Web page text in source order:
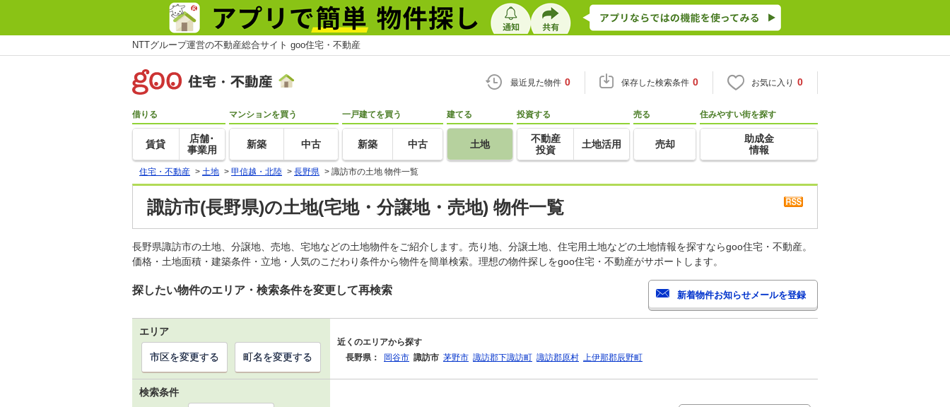
NTTグループ運営の不動産総合サイト goo住宅・不動産
最近見た物件 0 保存した検索条件 0 お気に入り 0
借りる
賃貸
店舗･
事業用
マンションを買う
新築 中古
一戸建てを買う
新築 中古
建てる
土地
投資する
不動産
投資
土地活用
売る
売却
住みやすい街を探す
助成金
情報
住宅・不動産 > 土地 > 甲信越・北陸 > 長野県 > 諏訪市の土地 物件一覧
諏訪市(長野県)の土地(宅地・分譲地・売地) 物件一覧
長野県諏訪市の土地、分譲地、売地、宅地などの土地物件をご紹介します。売り地、分譲土地、住宅用土地などの土地情報を探すならgoo住宅・不動産。
価格・土地面積・建築条件・立地・人気のこだわり条件から物件を簡単検索。理想の物件探しをgoo住宅・不動産がサポートします。
探したい物件のエリア・検索条件を変更して再検索
エリア
近くのエリアから探す
長野県：
岡谷市 諏訪市 茅野市 諏訪郡下諏訪町 諏訪郡原村 上伊那郡辰野町
市区を変更する 町名を変更する
検索条件